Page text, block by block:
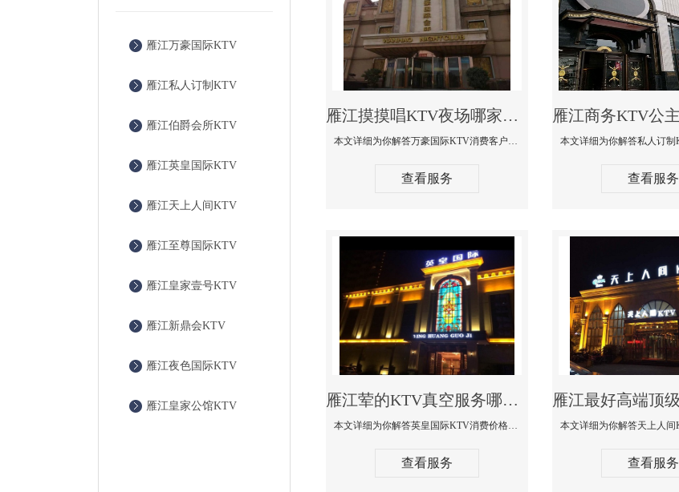
雁江万豪国际KTV
雁江私人订制KTV
雁江伯爵会所KTV
雁江英皇国际KTV
雁江天上人间KTV
雁江至尊国际KTV
雁江皇家壹号KTV
雁江新鼎会KTV
雁江夜色国际KTV
雁江皇家公馆KTV
雁江摸摸唱KTV夜场哪家好玩开放-万豪国际KTV消费客户点评
本文详细为你解答万豪国际KTV消费客户点评，更多关于摸摸唱KTV夜场哪家好玩开放咨询1312 0333301微信同步！
查看服务 查看服务
雁江荤的KTV真空服务哪家好-英皇国际KTV消费价格口碑点评
本文详细为你解答英皇国际KTV消费价格点评，更多关于荤的KTV真空服务哪家好免费咨询1312 0333301微信同步！
查看服务 查看服务